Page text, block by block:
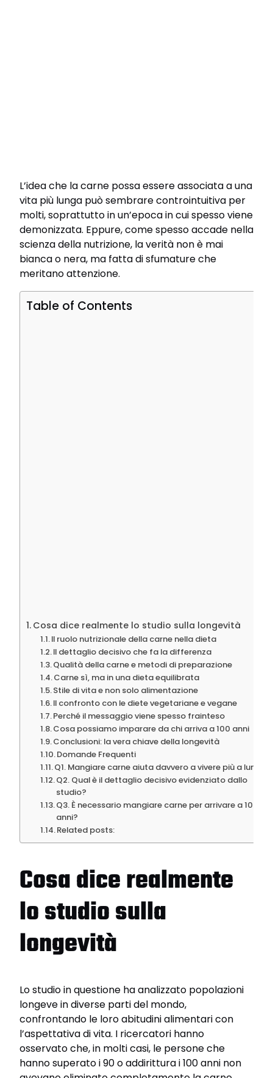
L’idea che la carne possa essere associata a una
vita più lunga può sembrare controintuitiva per
molti, soprattutto in un’epoca in cui spesso viene
demonizzata. Eppure, come spesso accade nella
scienza della nutrizione, la verità non è mai
bianca o nera, ma fatta di sfumature che
meritano attenzione.
Table of Contents
Cosa dice realmente lo studio sulla longevità
Il ruolo nutrizionale della carne nella dieta
Il dettaglio decisivo che fa la differenza
Qualità della carne e metodi di preparazione
Carne sì, ma in una dieta equilibrata
Stile di vita e non solo alimentazione
Il confronto con le diete vegetariane e vegane
Perché il messaggio viene spesso frainteso
Cosa possiamo imparare da chi arriva a 100 anni
Conclusioni: la vera chiave della longevità
Domande Frequenti
Q1. Mangiare carne aiuta davvero a vivere più a lungo?
Q2. Qual è il dettaglio decisivo evidenziato dallo
studio?
Q3. È necessario mangiare carne per arrivare a 100
anni?
Related posts:
Cosa dice realmente
lo studio sulla
longevità
Lo studio in questione ha analizzato popolazioni
longeve in diverse parti del mondo,
confrontando le loro abitudini alimentari con
l’aspettativa di vita. I ricercatori hanno
osservato che, in molti casi, le persone che
hanno superato i 90 o addirittura i 100 anni non